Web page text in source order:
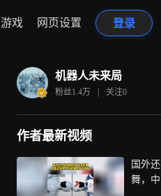
游戏 网页设置 登录
机器人未来局
粉丝1.4万 | 关注0
作者最新视频
国外
舞，